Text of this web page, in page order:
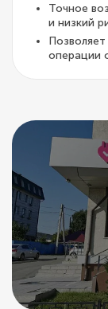
Точное
и низкий
операции